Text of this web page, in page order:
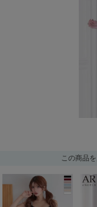
この商品